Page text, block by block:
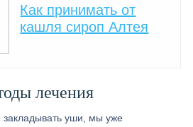
Как принимать от
кашля сироп Алтея
лечения
уши, мы уже